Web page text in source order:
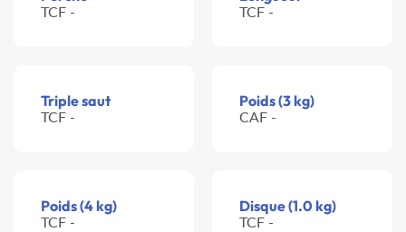
TCF - TCF -
Triple saut
TCF -
Poids (3 kg)
CAF -
Poids (4 kg)
TCF -
Disque (1.0 kg)
TCF -